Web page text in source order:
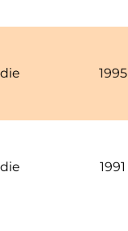
1995
1991